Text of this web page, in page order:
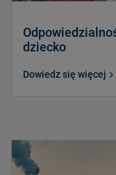
dziecko
Dowiedz się więcej